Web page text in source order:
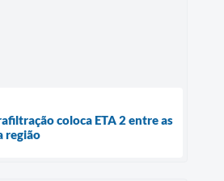
coloca ETA 2 entre as
região